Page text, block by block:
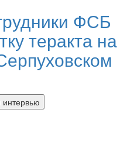
ФСБ
теракта на
интервью